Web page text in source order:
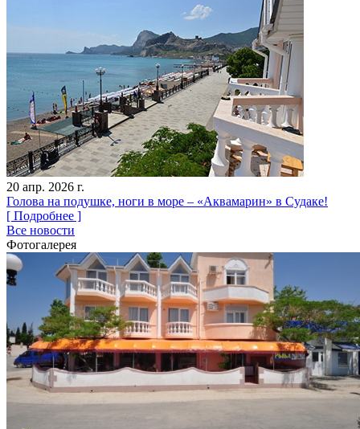
20 апр. 2026 г.
Голова на подушке, ноги в море – «Аквамарин» в Судаке!
[ Подробнее ]
Все новости
Фотогалерея